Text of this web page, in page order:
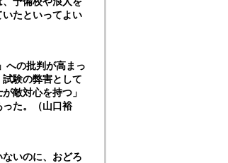
たといってよい
への批判が高まっ
験の弊害として
敵対心を持つ」
った。（山口裕
いのに、おどろ